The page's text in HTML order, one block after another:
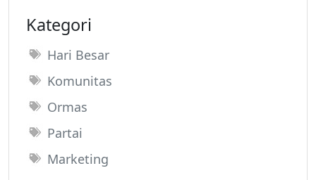
Kategori
Hari Besar
Komunitas
Ormas
Partai
Marketing